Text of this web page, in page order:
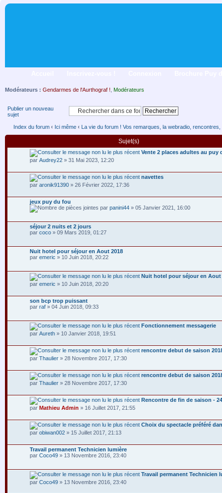
Modérateurs : Gendarmes de l'Aurthograf ! Modérateurs
Publier un nouveau
sujet
Index du forum ‹ Ici même ‹ La vie du forum ! Vos remarques, la webradio,
Sujet(s)
Vente 2 places adultes au puy
par Audrey22 » 31 Mai 2023, 12:20
navettes
par aronik91390 » 26 Février 2022, 17:36
jeux puy du fou
par panini44 » 05 Janvier 2021, 16:00
séjour 2 nuits et 2 jours
par coco » 09 Mars 2019, 01:27
Nuit hotel pour séjour en Aout 2018
par emeric » 10 Juin 2018, 20:22
Nuit hotel pour séjour en Aout
par emeric » 10 Juin 2018, 20:20
son bcp trop puissant
par raf » 04 Juin 2018, 09:33
Fonctionnement messagerie
par Aureth » 10 Janvier 2018, 19:51
rencontre debut de saison
par Thaulier » 28 Novembre 2017, 17:30
rencontre debut de saison
par Thaulier » 28 Novembre 2017, 17:30
Rencontre de fin de saison -
par Mathieu Admin » 16 Juillet 2017, 21:55
Choix du spectacle préféré
par obiwan002 » 15 Juillet 2017, 21:13
Travail permanent Technicien lumière
par Coco49 » 13 Novembre 2016, 23:40
Travail permanent Technicien
par Coco49 » 13 Novembre 2016, 23:40